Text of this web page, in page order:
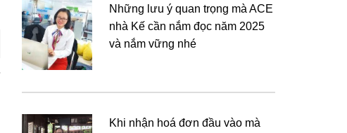
Những lưu ý quan trọng mà ACE
nhà Kế cần nắm đọc năm 2025
và nắm vững nhé
Khi nhận hoá đơn đầu vào mà